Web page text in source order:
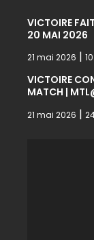
VICTOIRE
20 MAI 2026
21 mai 2026 |
VICTOIRE
MATCH |
21 mai 2026 |